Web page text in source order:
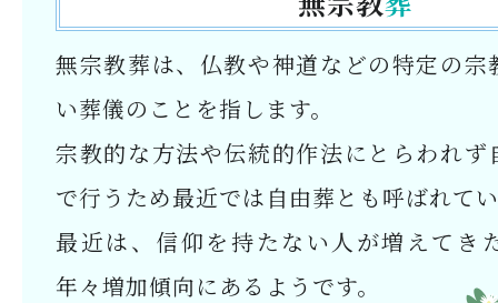
無宗教葬は、仏教や神道などの特定の宗
い葬儀のことを指します。
宗教的な方法や伝統的作法にとらわれず
で行うため最近では自由葬とも呼ばれて
最近は、信仰を持たない人が増えてき
年々増加傾向にあるようです。